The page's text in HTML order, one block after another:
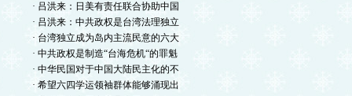
· 吕洪来：日美有责任联合协助中国
· 吕洪来：中共政权是台湾法理独立
· 台湾独立成为岛内主流民意的六大
· 中共政权是制造“台海危机“的罪魁
· 中华民国对于中国大陆民主化的不
· 希望六四学运领袖群体能够涌现出